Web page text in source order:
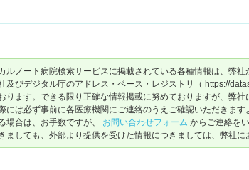
ルノート病院検索サービスに掲載されている各種情報は、弊
及びデジタル庁のアドレス・ベース・レジストリ（ https://
ります。できる限り正確な情報掲載に努めておりますが、弊
には必ず事前に各医療機関にご連絡のうえご確認いただきま
場合は、お手数ですが、 お問い合わせフォーム からご連絡を
ましても、外部より提供を受けた情報につきましては、弊社に